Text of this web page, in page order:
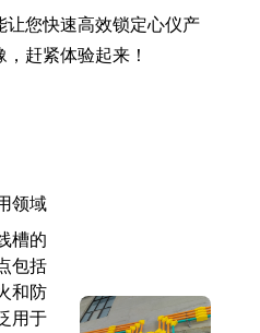
让您快速高效锁定心仪产
赶紧体验起来！
领域
槽的
包括
和防
用于